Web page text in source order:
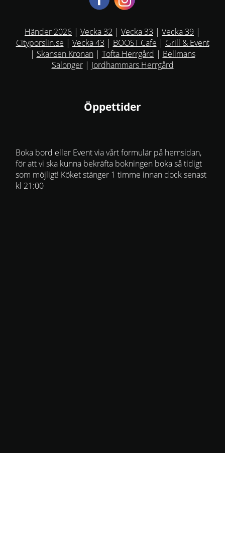
Händer 2026 | Vecka 32 | Vecka 33 | Vecka 39 |
Cityporslin.se | Vecka 43 | BOOST Cafe | Grill & Event
| Skansen Kronan| Tofta Herrgård | Bellmans
Salonger| Jordhammars Herrgård
Öppettider
Boka bord eller Event via vårt formulär på hemsidan,
för att vi ska kunna bekräfta bokningen boka så tidigt
som möjligt! Köket stänger 1 timme innan dock senast
kl 21:00